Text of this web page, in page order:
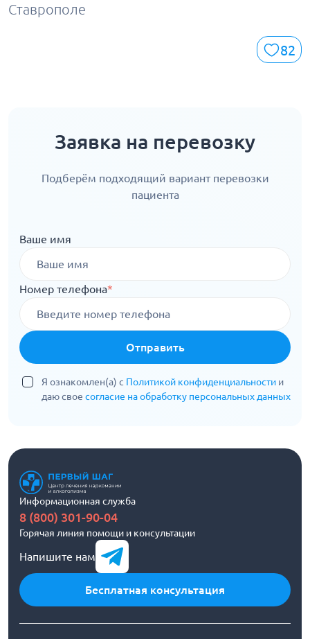
Ставрополе
82
Заявка на перевозку
Подберём подходящий вариант перевозки
пациента
Ваше имя
Номер телефона*
Отправить
Я ознакомлен(а) с Политикой конфиденциальности и
даю свое согласие на обработку персональных данных
Информационная служба
8 (800) 301-90-04
Горячая линия помощи и консультации
Напишите нам
Бесплатная консультация